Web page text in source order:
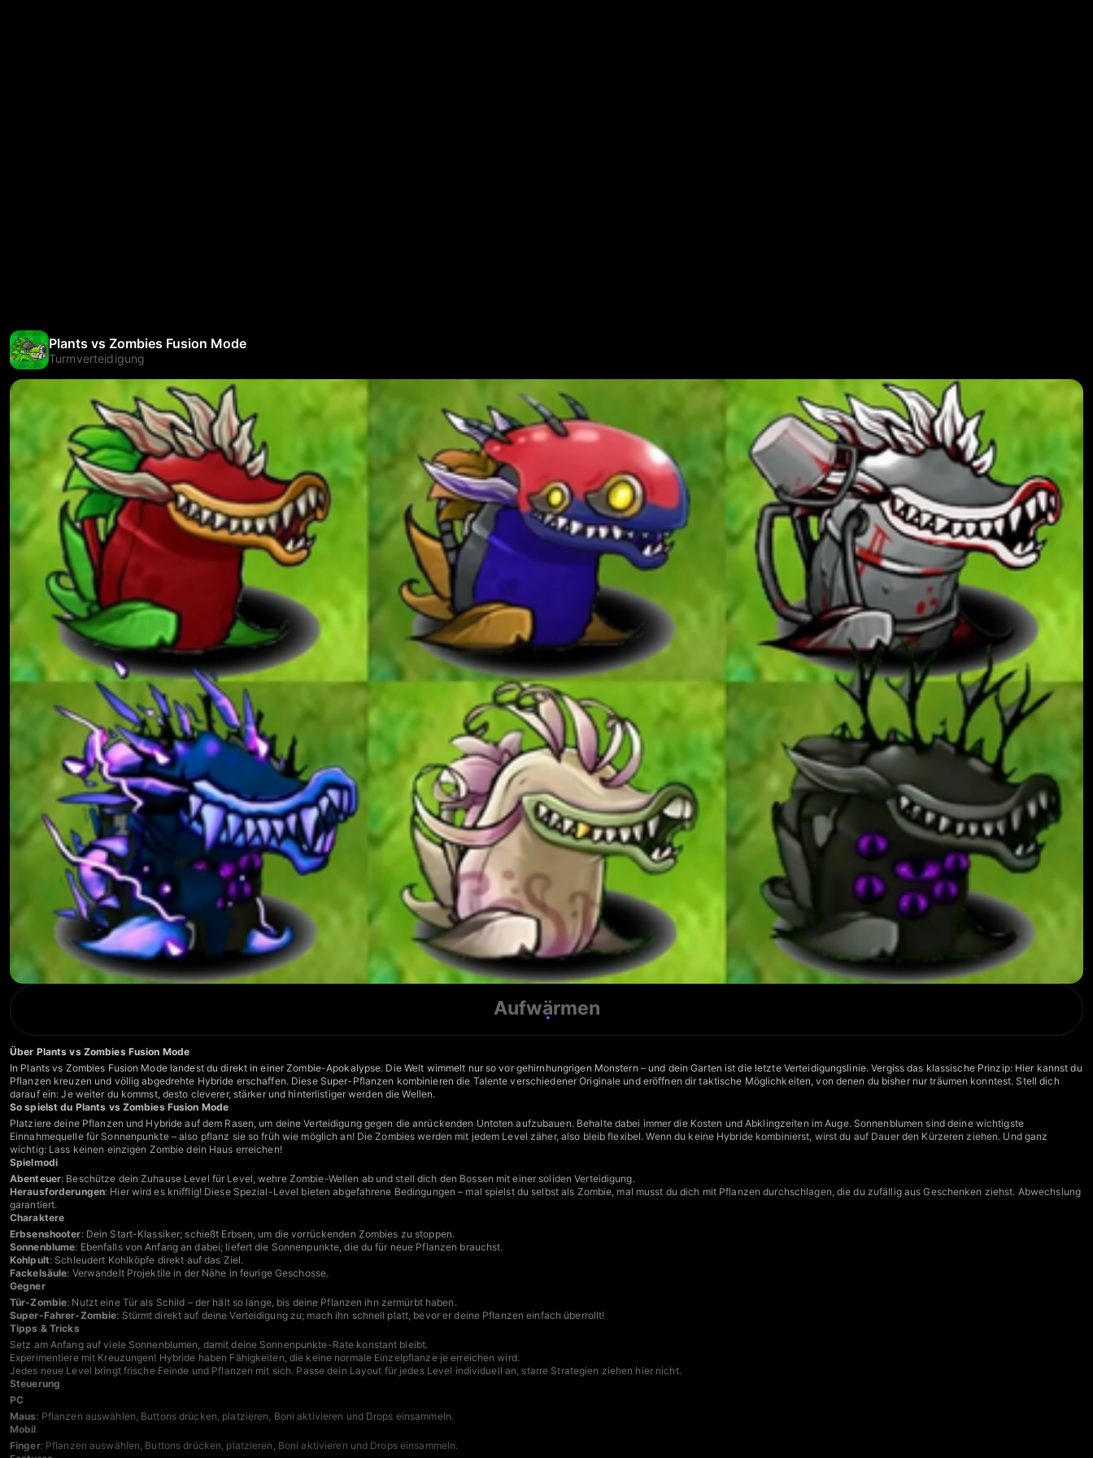
Plants vs Zombies Fusion Mode
Turmverteidigung
Aufwärmen
Über Plants vs Zombies Fusion Mode
In Plants vs Zombies Fusion Mode landest du direkt in einer Zombie-Apokalypse. Die Welt wimmelt nur so vor gehirnhungrigen Monstern – und dein Garten ist die letzte Verteidigungslinie. Vergiss das klassische Prinzip: Hier kannst du
Pflanzen kreuzen und völlig abgedrehte Hybride erschaffen. Diese Super-Pflanzen kombinieren die Talente verschiedener Originale und eröffnen dir taktische Möglichkeiten, von denen du bisher nur träumen konntest. Stell dich
darauf ein: Je weiter du kommst, desto cleverer, stärker und hinterlistiger werden die Wellen.
So spielst du Plants vs Zombies Fusion Mode
Platziere deine Pflanzen und Hybride auf dem Rasen, um deine Verteidigung gegen die anrückenden Untoten aufzubauen. Behalte dabei immer die Kosten und Abklingzeiten im Auge. Sonnenblumen sind deine wichtigste
Einnahmequelle für Sonnenpunkte – also pflanz sie so früh wie möglich an! Die Zombies werden mit jedem Level zäher, also bleib flexibel. Wenn du keine Hybride kombinierst, wirst du auf Dauer den Kürzeren ziehen. Und ganz
wichtig: Lass keinen einzigen Zombie dein Haus erreichen!
Spielmodi
Abenteuer: Beschütze dein Zuhause Level für Level, wehre Zombie-Wellen ab und stell dich den Bossen mit einer soliden Verteidigung.
Herausforderungen: Hier wird es knifflig! Diese Spezial-Level bieten abgefahrene Bedingungen – mal spielst du selbst als Zombie, mal musst du dich mit Pflanzen durchschlagen, die du zufällig aus Geschenken ziehst. Abwechslung
garantiert.
Charaktere
Erbsenshooter: Dein Start-Klassiker; schießt Erbsen, um die vorrückenden Zombies zu stoppen.
Sonnenblume: Ebenfalls von Anfang an dabei; liefert die Sonnenpunkte, die du für neue Pflanzen brauchst.
Kohlpult: Schleudert Kohlköpfe direkt auf das Ziel.
Fackelsäule: Verwandelt Projektile in der Nähe in feurige Geschosse.
Gegner
Tür-Zombie: Nutzt eine Tür als Schild – der hält so lange, bis deine Pflanzen ihn zermürbt haben.
Super-Fahrer-Zombie: Stürmt direkt auf deine Verteidigung zu; mach ihn schnell platt, bevor er deine Pflanzen einfach überrollt!
Tipps & Tricks
Setz am Anfang auf viele Sonnenblumen, damit deine Sonnenpunkte-Rate konstant bleibt.
Experimentiere mit Kreuzungen! Hybride haben Fähigkeiten, die keine normale Einzelpflanze je erreichen wird.
Jedes neue Level bringt frische Feinde und Pflanzen mit sich. Passe dein Layout für jedes Level individuell an, starre Strategien ziehen hier nicht.
Steuerung
PC
Maus: Pflanzen auswählen, Buttons drücken, platzieren, Boni aktivieren und Drops einsammeln.
Mobil
Finger: Pflanzen auswählen, Buttons drücken, platzieren, Boni aktivieren und Drops einsammeln.